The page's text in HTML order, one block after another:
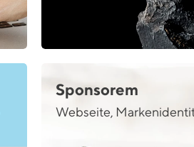
Sponsorem
Webseite,